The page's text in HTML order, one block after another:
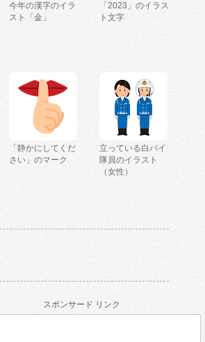
今年の漢字のイラ
スト「金」
「2023」のイラス
ト文字
「静かにしてくだ
さい」のマーク
立っている白バイ
隊員のイラスト
（女性）
スポンサード リンク